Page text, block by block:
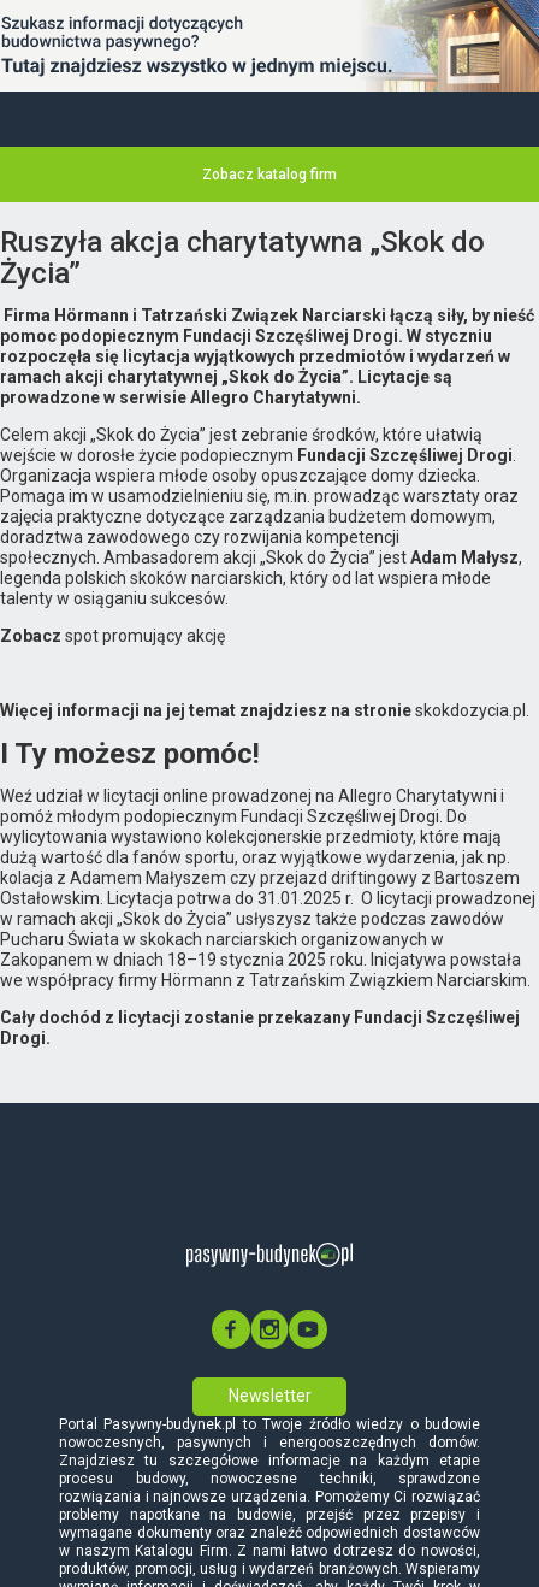
Zobacz katalog firm
Ruszyła akcja charytatywna „Skok do
Życia”
Firma Hörmann i Tatrzański Związek Narciarski łączą siły, by nieść
pomoc podopiecznym Fundacji Szczęśliwej Drogi. W styczniu
rozpoczęła się licytacja wyjątkowych przedmiotów i wydarzeń w
ramach akcji charytatywnej „Skok do Życia”. Licytacje są
prowadzone w serwisie Allegro Charytatywni.
Celem akcji „Skok do Życia” jest zebranie środków, które ułatwią
wejście w dorosłe życie podopiecznym Fundacji Szczęśliwej Drogi
Organizacja wspiera młode osoby opuszczające domy dziecka.
Pomaga im w usamodzielnieniu się, m.in. prowadząc warsztaty oraz
zajęcia praktyczne dotyczące zarządzania budżetem domowym,
doradztwa zawodowego czy rozwijania kompetencji
społecznych. Ambasadorem akcji „Skok do Życia” jestAdam Małysz,
legenda polskich skoków narciarskich, który od lat wspiera młode
talenty w osiąganiu sukcesów.
Zobacz spot promujący akcję
Więcej informacji na jej temat znajdziesz na stronieskokdozycia.pl.
I Ty możesz pomóc!
Weź udział w licytacji online prowadzonej na Allegro Charytatywni i
pomóż młodym podopiecznym Fundacji Szczęśliwej Drogi. Do
wylicytowania wystawiono kolekcjonerskie przedmioty, które mają
dużą wartość dla fanów sportu, oraz wyjątkowe wydarzenia, jak np.
kolacja z Adamem Małyszem czy przejazd driftingowy z Bartoszem
Ostałowskim. Licytacja potrwa do 31.01.2025 r. O licytacji prowadzonej
w ramach akcji „Skok do Życia” usłyszysz także podczas zawodów
Pucharu Świata w skokach narciarskich organizowanych w
Zakopanem w dniach 18–19 stycznia 2025 roku. Inicjatywa powstała
we współpracy firmy Hörmann z Tatrzańskim Związkiem Narciarskim.
Cały dochód z licytacji zostanie przekazany Fundacji Szczęśliwej
Drogi.
Newsletter
Portal Pasywny-budynek.pl to Twoje źródło wiedzy o budowie
nowoczesnych, pasywnych i energooszczędnych domów.
Znajdziesz tu szczegółowe informacje na każdym etapie
procesu budowy, nowoczesne techniki, sprawdzone
rozwiązania i najnowsze urządzenia. Pomożemy Ci rozwiązać
problemy napotkane na budowie, przejść przez przepisy i
wymagane dokumenty oraz znaleźć odpowiednich dostawców
w naszym Katalogu Firm. Z nami łatwo dotrzesz do nowości,
produktów, promocji, usług i wydarzeń branżowych. Wspieramy